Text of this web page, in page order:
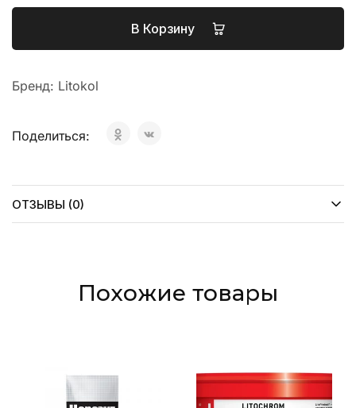
В Корзину
Бренд: Litokol
Поделиться:
ОТЗЫВЫ (0)
Похожие товары